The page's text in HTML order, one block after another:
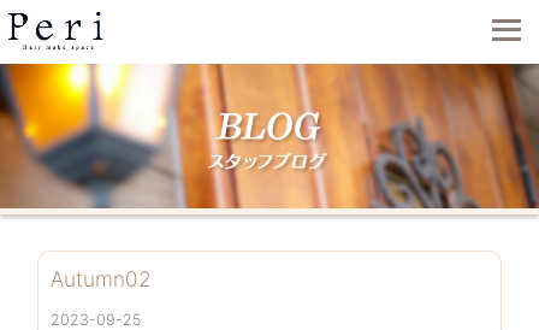
Autumn02
2023-09-25